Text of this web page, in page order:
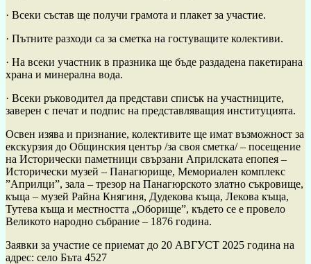
· Всеки състав ще получи грамота и плакет за участие.
· Пътните разходи са за сметка на гостуващите колективи.
· На всеки участник в празника ще бъде раздадена пакетирана
храна и минерална вода.
· Всеки ръководител да представи списък на участниците,
заверен с печат и подпис на представляващия институцията.
Освен изява и признание, колективите ще имат възможност за
екскурзия до Общинския център /за своя сметка/ – посещение
на Исторически паметници свързани Априлската епопея –
Исторически музей – Панагюрище, Мемориален комплекс
”Априлци”, зала – трезор на Панагюрското златно съкровище,
къща – музей Райна Княгиня, Дудекова къща, Лекова къща,
Тутева къща и местността „Оборище”, където се е провело
Великото народно събрание – 1876 година.
Заявки за участие се приемат до 20 АВГУСТ 2025 година на
адрес: село Бъта 4527